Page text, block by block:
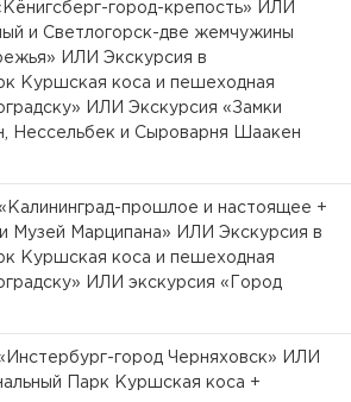
город-крепость» ИЛИ
и Светлогорск-две жемчужины
ИЛИ Экскурсия в
Куршская коса и пешеходная
ИЛИ Экскурсия «Замки
Нессельбек и Сыроварня Шаакен
прошлое и настоящее +
Музей Марципана» ИЛИ Экскурсия в
Куршская коса и пешеходная
ИЛИ экскурсия «Город
город Черняховск» ИЛИ
Парк Куршская коса +